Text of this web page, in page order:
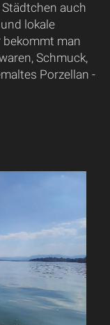
auch
lokale
bekommt man
Schmuck,
Porzellan -